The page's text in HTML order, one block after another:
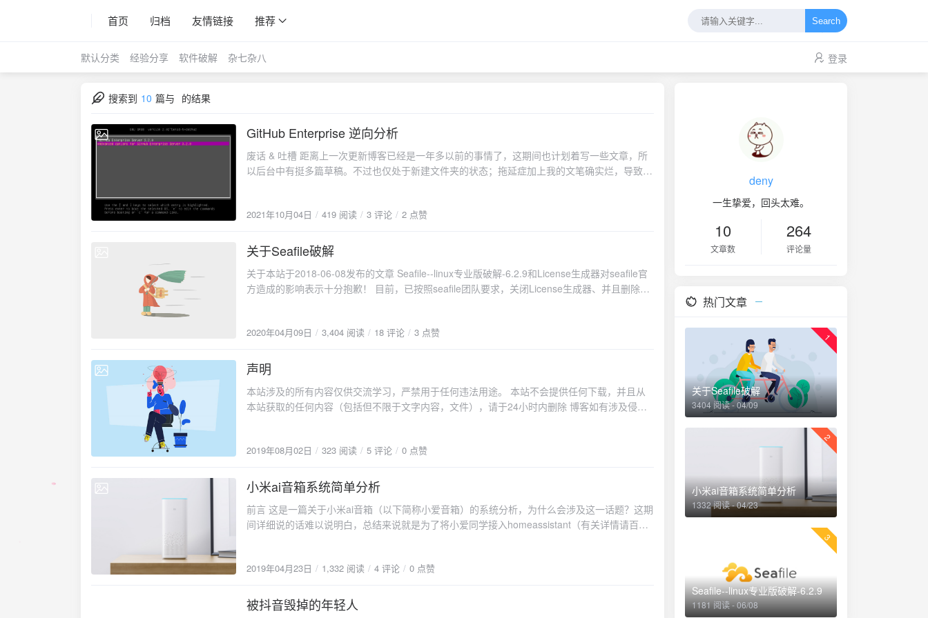
首页 归档 友情链接 推荐 Search
默认分类 经验分享 软件破解 杂七杂八 登录
搜索到 10 篇与 的结果
2021-10-04
GitHub Enterprise 逆向分析
废话 & 吐槽 距离上一次更新博客已经是一年多以前的事情了，这期间也计划着写一些文章，所
以后台中有挺多篇草稿。不过也仅处于新建文件夹的状态；拖延症加上我的文笔确实烂，导致我
了，吐槽完毕，进入正题。 前言 在很早选型git服务器的时候了解到github企业版，但是最终还
玩玩；不过这期间也是短短续续的在进行分析； 在几个月前，分析了gitlab企业版的授权之后，
才正式对github进行逆向。 首先便是去搜索相关资料，结果可想而知，翻来覆去也就那么几篇文
章，而且并没有细致的过程（如果有的话就不会有这片文章了）。 正文 以下部分截图与分析基
于3.1.5版本，适用于最新版本，截图可能稍显出入。 官网提供了多种介质的下载，不过无一例
后，虚拟机会提供一个ssh端口122供管理使用，但问题在于我们并没有账号密码，不能直接进
虚拟机的磁盘挂载到其他linux虚拟机上进行修改。具体需要修改什么请自行查找资料。 另一种
开机后马上选择第二项 -> 继续选择第二项 完成修改后重启系统便可以使用ssh进行连接。 经过
一顿分析后得知github使用ruby编写，但是ruby文件是加密的，需要解密后才能得到源码。解密
程序，将eval函数替换成了puts。步骤如下： 拖入IDA 64位，等待分析完成，搜索字符串
__ruby_concealer__，找到引用位置后一路跟过去。 concealer_load 这个函数便是文件加载后
要将此处的rb_f_eval函数改成rb_f_puts函数，将修改后的文件上传到github虚拟机，运行命
令./ruby 加密文件，即可实现将文件解密并打印到屏幕。 .text:0000000000071743 mov rsi, rbx
; argv .text:0000000000071746 mov rdx, self ; self .text:0000000000071749 mov edi, 3 ;
rbx, fs:28h .text:0000000000071766 jnz loc_71819 .text:000000000007176C add rsp, 28h 指
令 , 58 A4 11 00 -> rb_f_eval函数与当前指令的相对位置。 函数名称：rb_f_eval 函数地址：
0x18BBB0 函数地址 - 指令地址 - 指令长度 = 00 11 A4 58 0x18BBB0 - 0x71753 - 0x5 函数名
2021年10月04日 419 阅读 3 评论 2 点赞
2020-04-09
关于Seafile破解
关于本站于2018-06-08发布的文章 Seafile--linux专业版破解-6.2.9和License生成器对seafile官
方造成的影响表示十分抱歉！ 目前，已按照seafile团队要求，关闭License生成器、并且删除破
2020年04月09日 3,404 阅读 18 评论 3 点赞
2019-08-02
声明
本站涉及的所有内容仅供交流学习，严禁用于任何违法用途。 本站不会提供任何下载，并且从
本站获取的任何内容（包括但不限于文字内容，文件），请于24小时内删除 博客如有涉及侵权
2019年08月02日 323 阅读 5 评论 0 点赞
2019-04-23
小米ai音箱系统简单分析
前言 这是一篇关于小米ai音箱（以下简称小爱音箱）的系统分析，为什么会涉及这一话题？这期
间详细说的话难以说明白，总结来说就是为了将小爱同学接入homeassistant（有关详情请百
板和绿色的电路板；而黑色是能够修改系统文件的，绿色则不能；（不幸的是我手里头的小爱音
了达到修改系统文件的目的，对小爱音箱的系统进行了大致的分析。 正文 通过ssh连接上小爱音
箱，用户名为root，无密码。（前提是开启了ssh，参考文章） 使用df命令查看分区挂载情况：
2019年04月23日 1,332 阅读 4 评论 0 点赞
2018-06-29
被抖音毁掉的年轻人
deny
一生挚爱，回头太难。
10
文章数
264
评论量
热门文章
1
关于Seafile破解
3404 阅读 - 04/09
2
小米ai音箱系统简单分析
1332 阅读 - 04/23
3
Seafile--linux专业版破解-6.2.9
1181 阅读 - 06/08